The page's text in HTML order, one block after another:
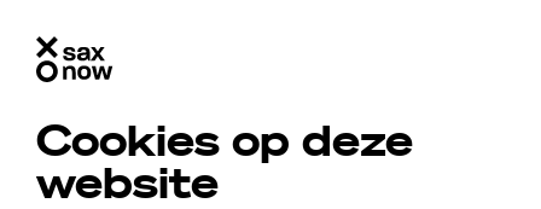
Cookies op deze
website